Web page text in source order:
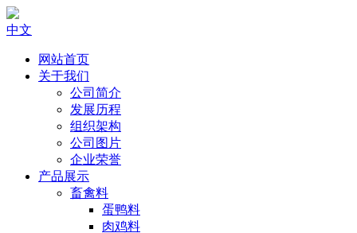
中文
网站首页
关于我们
公司简介
发展历程
组织架构
公司图片
企业荣誉
产品展示
畜禽料
蛋鸭料
肉鸡料